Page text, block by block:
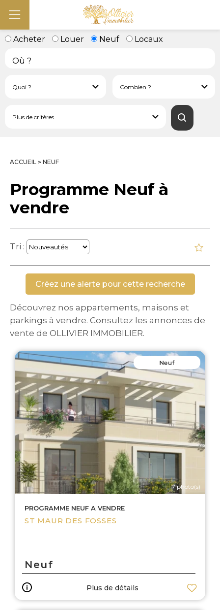
Acheter Louer Neuf Locaux
ACCUEIL > NEUF
Programme Neuf à
vendre
Tri :
Découvrez nos appartements, maisons et
parkings à vendre. Consultez les annonces de
vente de OLLIVIER IMMOBILIER.
7 photo(s)
PROGRAMME NEUF A VENDRE
ST MAUR DES FOSSES
Neuf
Plus de détails